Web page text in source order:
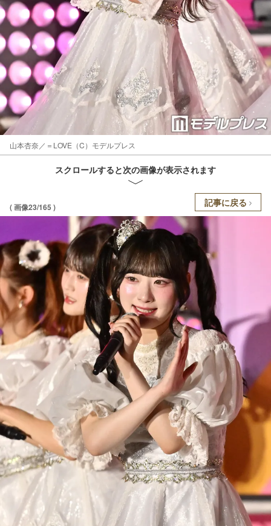
山本杏奈／＝LOVE（C）モデルプレス
スクロールすると次の画像が表示されます
( 画像23/165 ) 記事に戻る